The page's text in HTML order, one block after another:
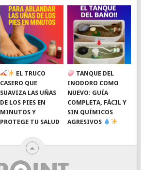
EL TRUCO
CASERO QUE
SUAVIZA LAS UÑAS
DE LOS PIES EN
MINUTOS Y
PROTEGE TU SALUD
TANQUE DEL
INODORO COMO
NUEVO: GUÍA
COMPLETA, FÁCIL Y
SIN QUÍMICOS
AGRESIVOS